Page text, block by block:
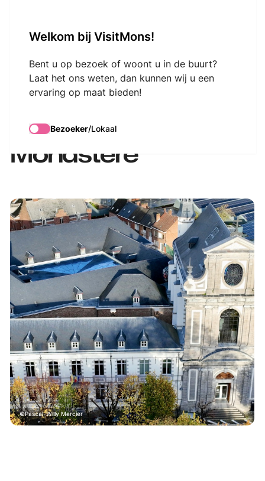
Welkom bij VisitMons!
Bent u op bezoek of woont u in de buurt?
Laat het ons weten, dan kunnen wij u een
ervaring op maat bieden!
Bezoeker/Lokaal
Visite guidée :
L'Envers du
Monastère
Pascal-Willy Mercier